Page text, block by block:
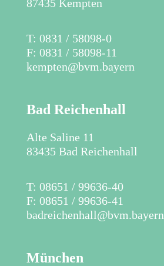
87435 Kempten
​T: 0831 / 58098-0
F: 0831 / 58098-11
kempten@bvm.bayern
Bad Reichenhall
Alte Saline 11
83435 Bad Reichenhall
​T: 08651 / 99636-40
F: 08651 / 99636-41
badreichenhall@bvm.bayern
München